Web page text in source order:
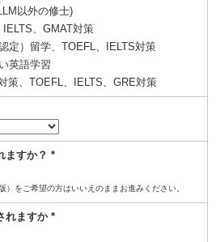
以外の修士)
、GMAT対策
定）留学、TOEFL、IELTS対策
英語学習
策、TOEFL、IELTS、GRE対策
ますか？ *
をご希望の方はいいえのままお進みください。
れますか *